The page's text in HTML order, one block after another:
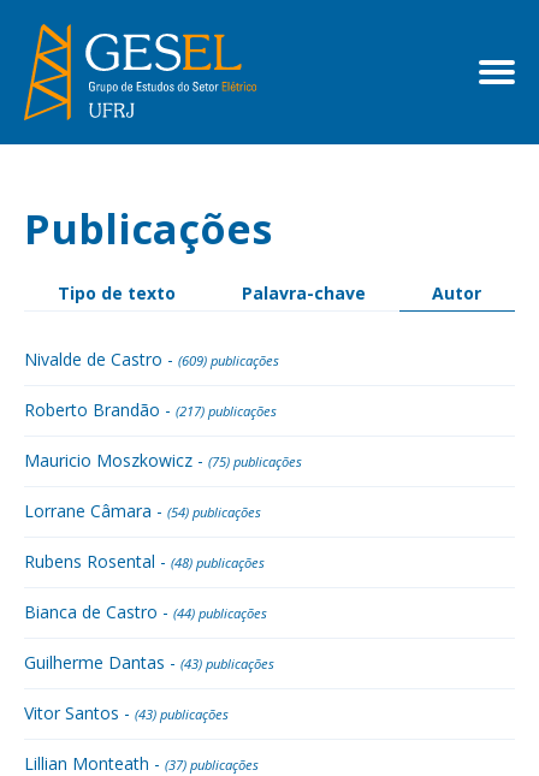
Publicações
Tipo de texto Palavra-chave Autor
Nivalde de Castro - (609) publicações
Roberto Brandão - (217) publicações
Mauricio Moszkowicz - (75) publicações
Lorrane Câmara - (54) publicações
Rubens Rosental - (48) publicações
Bianca de Castro - (44) publicações
Guilherme Dantas - (43) publicações
Vitor Santos - (43) publicações
Lillian Monteath - (37) publicações